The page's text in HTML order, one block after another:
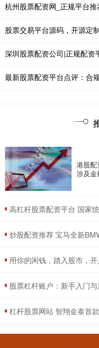
杭州股票配资网_正规平台推
股票交易平台源码，开源定
深圳股票配资公司|正规配资
最新股票配资平台点评：合
港股
涉及
高杠杆股票配资平台 国家统计
炒股配资推荐 宝马全新
用你的闲钱，踏入股市，
股票杠杆账户：新手入门
杠杆股票网站 智翔金泰首